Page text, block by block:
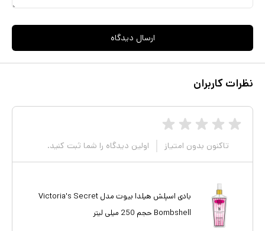
ارسال دیدگاه
نظرات کاربران
تاکنون بدون امتیاز اولین دیدگاه را شما ثبت کنید.
بادی اسپلش هیلدا بیوت مدل Victoria's Secret
Bombshell حجم 250 میلی لیتر